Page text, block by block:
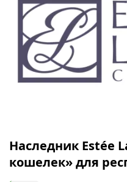
Наследник Estée
кошелек» для